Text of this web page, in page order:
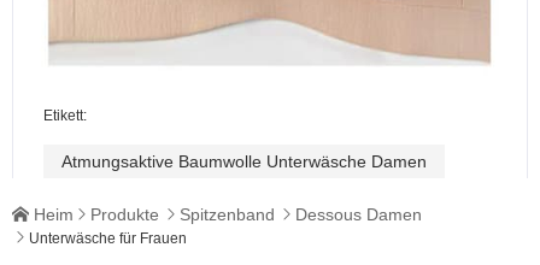
Etikett:
Atmungsaktive Baumwolle Unterwäsche Damen
 Heim  Produkte  Spitzenband  Dessous Damen
 Unterwäsche für Frauen